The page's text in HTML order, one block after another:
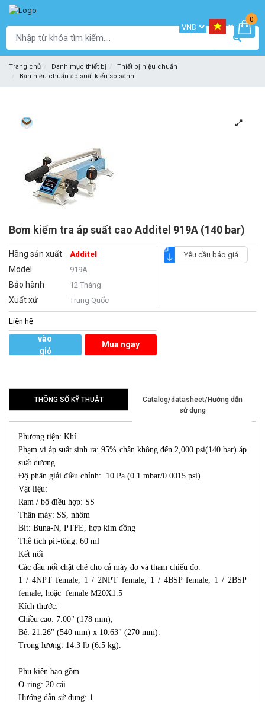
0
Trang chủ Danh mục thiết bị
Thiết bị hiệu chuẩn
Bàn hiệu chuẩn áp suất kiểu so sánh
Bơm kiểm tra áp suất cao Additel 919A (140 bar)
Hãng sản xuất Additel
Model 919A
Bảo hành 12 Tháng
Xuất xứ Trung Quốc
Yêu cầu báo giá
Liên hệ
vào
giỏ
Mua ngay
THÔNG SỐ KỸ THUẬT
Catalog/datasheet/Hướng dẫn
sử dụng
Phương tiện: Khí
Phạm vi áp suất sinh ra: 95% chân không đến 2,000 psi(140 bar) áp
suất dương.
Độ phân giải điều chỉnh: 10 Pa (0.1 mbar/0.0015 psi)
Vật liệu:
Ram / bộ điều hợp: SS
Thân máy: SS, nhôm
Bít: Buna-N, PTFE, hợp kim đồng
Thể tích pít-tông: 60 ml
Kết nối
Các đầu nối chặt chẽ cho cả máy đo và tham chiếu đo.
1 / 4NPT female, 1 / 2NPT female, 1 / 4BSP female, 1 / 2BSP
female, hoặc female M20X1.5
Kích thước:
Chiều cao: 7.00" (178 mm);
Bệ: 21.26" (540 mm) x 10.63" (270 mm).
Trọng lượng: 14.3 lb (6.5 kg).
Phụ kiện bao gồm
O-ring: 20 cái
Hướng dẫn sử dụng: 1